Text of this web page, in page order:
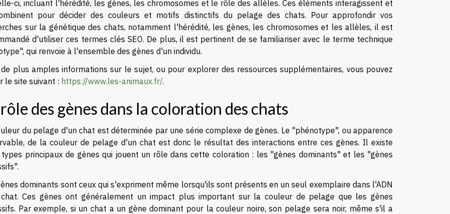
ci, incluant l'hérédité, les gènes, les chromosomes et le rôle des allèles. Ces éléments interagissent et
pour décider des couleurs et motifs distinctifs du pelage des chats. Pour approfondir vos
sur la génétique des chats, notamment l'hérédité, les gènes, les chromosomes et les allèles, il est
d'utiliser ces termes clés SEO. De plus, il est pertinent de se familiariser avec le terme technique
qui renvoie à l'ensemble des gènes d'un individu.
de plus amples informations sur le sujet, ou pour explorer des ressources supplémentaires, vous pouvez
le site suivant : https://www.les-animaux.fr/.
des gènes dans la coloration des chats
du pelage d'un chat est déterminée par une série complexe de gènes. Le "phénotype", ou apparence
de la couleur de pelage d'un chat est donc le résultat des interactions entre ces gènes. Il existe
types principaux de gènes qui jouent un rôle dans cette coloration : les "gènes dominants" et les "gènes
dominants sont ceux qui s'expriment même lorsqu'ils sont présents en un seul exemplaire dans l'ADN
Ces gènes ont généralement un impact plus important sur la couleur de pelage que les gènes
Par exemple, si un chat a un gène dominant pour la couleur noire, son pelage sera noir, même s'il a